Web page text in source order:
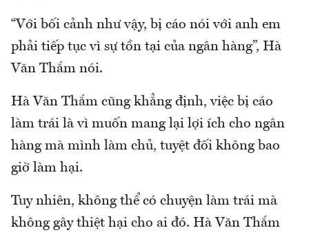
“Với bối cảnh như vậy, bị cáo nói với anh em
phải tiếp tục vì sự tồn tại của ngân hàng”, Hà
Văn Thắm nói.
Hà Văn Thắm cũng khẳng định, việc bị cáo
làm trái là vì muốn mang lại lợi ích cho ngân
hàng mà mình làm chủ, tuyệt đối không bao
giờ làm hại.
Tuy nhiên, không thể có chuyện làm trái mà
không gây thiệt hại cho ai đó. Hà Văn Thắm